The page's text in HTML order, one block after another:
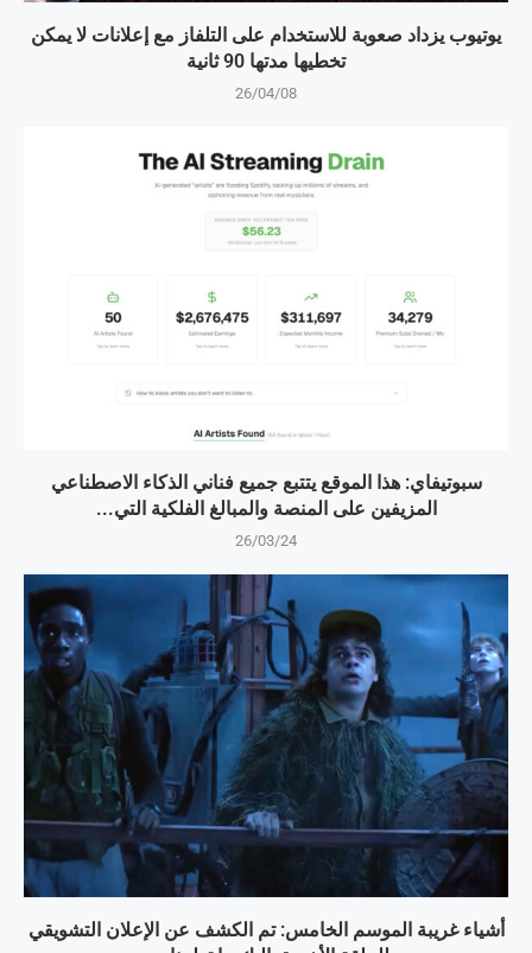
يوتيوب يزداد صعوبة للاستخدام على التلفاز مع إعلانات لا يمكن
تخطيها مدتها 90 ثانية
26/04/08
سبوتيفاي: هذا الموقع يتتبع جميع فناني الذكاء الاصطناعي
المزيفين على المنصة والمبالغ الفلكية التي...
26/03/24
أشياء غريبة الموسم الخامس: تم الكشف عن الإعلان التشويقي